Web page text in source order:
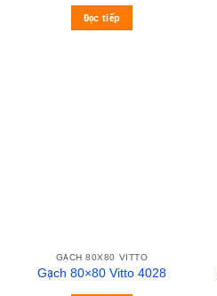
Đọc tiếp
GẠCH 80X80 VITTO
Gạch 80×80 Vitto 4028